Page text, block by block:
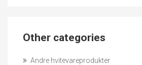
Other categories
Andre hvitevareprodukter